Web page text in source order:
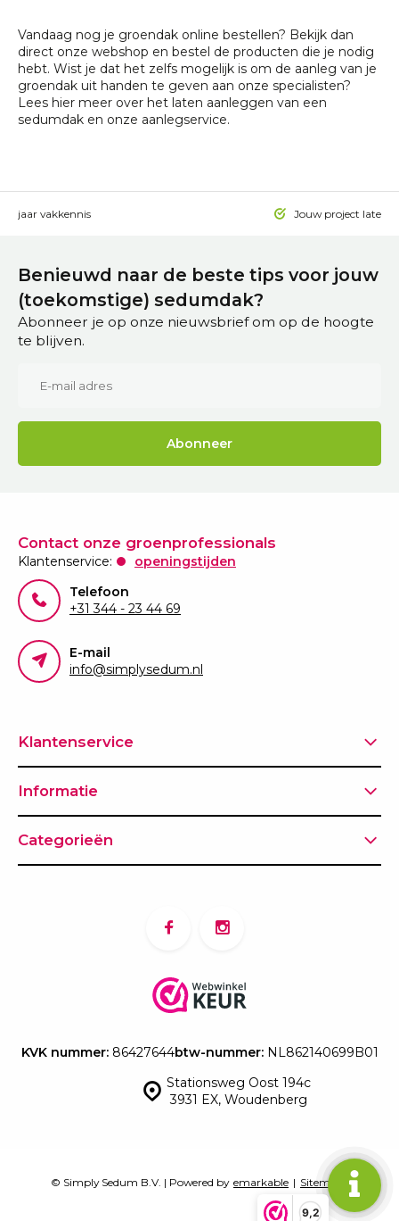
9,2
Vandaag nog je groendak online bestellen? Bekijk dan
direct onze webshop en bestel de producten die je nodig
hebt. Wist je dat het zelfs mogelijk is om de aanleg van je
groendak uit handen te geven aan onze specialisten?
Lees hier meer over het laten aanleggen van een
sedumdak en onze aanlegservice.
15 jaar vakkennis Jouw project laten
Benieuwd naar de beste tips voor jouw
(toekomstige) sedumdak?
Abonneer je op onze nieuwsbrief om op de hoogte
te blijven.
Abonneer
Contact onze groenprofessionals
Klantenservice:
openingstijden
Telefoon
+31 344 - 23 44 69
E-mail
info@simplysedum.nl
Klantenservice
Informatie
Categorieën
Stationsweg Oost 194c
3931 EX, Woudenberg
KVK nummer:86427644btw-nummer:NL862140699B01
© Simply Sedum B.V. | Powered by emarkable | Sitemap